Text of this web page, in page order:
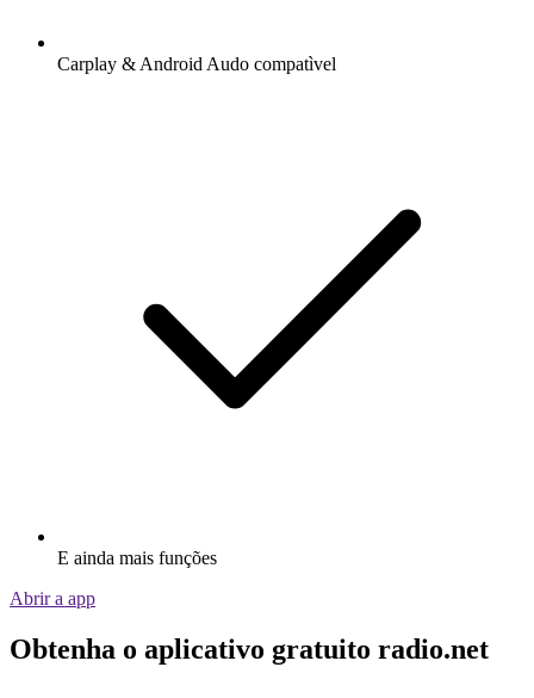
Carplay & Android Audo compatìvel
E ainda mais funções
Abrir a app
Obtenha o aplicativo gratuito radio.net